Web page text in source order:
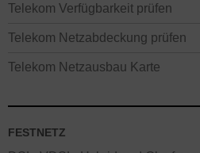
Telekom Verfügbarkeit prüfen
Telekom Netzabdeckung prüfen
Telekom Netzausbau Karte
FESTNETZ